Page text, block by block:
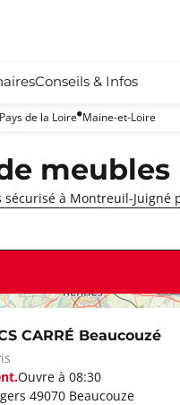
Conseils & Infos
Pays de la Loire Maine-et-Loire
à Montreuil-
CARRÉ Beaucouzé
Ouvre à 08:30
49070 Beaucouze